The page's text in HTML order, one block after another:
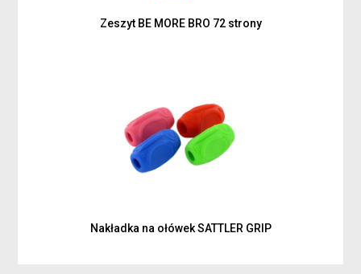
Zeszyt BE MORE BRO 72 strony
Nakładka na ołówek SATTLER GRIP